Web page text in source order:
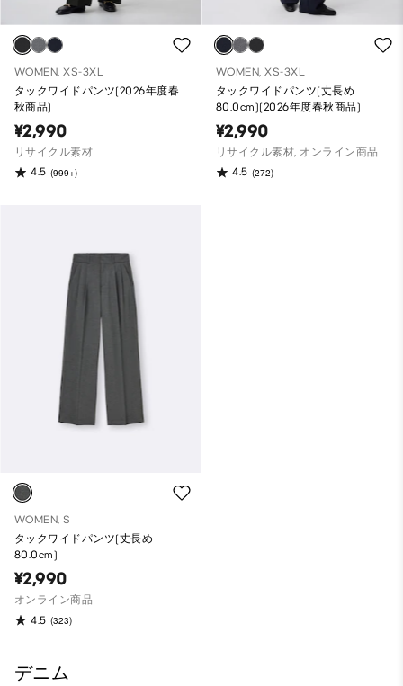
WOMEN, XS-3XL
タックワイドパンツ(2026年度春
秋商品)
¥2,990
リサイクル素材
4.5 (999+)
WOMEN, XS-3XL
タックワイドパンツ(丈長め
80.0cm)(2026年度春秋商品)
¥2,990
リサイクル素材, オンライン商品
4.5 (272)
WOMEN, S
タックワイドパンツ(丈長め
80.0cm)
¥2,990
オンライン商品
4.5 (323)
デニム